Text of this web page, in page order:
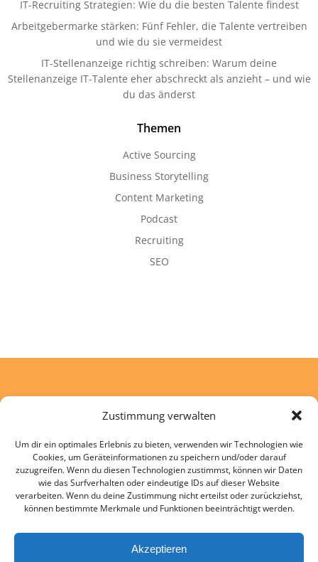
Zustimmung verwalten
Um dir ein optimales Erlebnis zu bieten, verwenden wir Technologien wie
Cookies, um Geräteinformationen zu speichern und/oder darauf
zuzugreifen. Wenn du diesen Technologien zustimmst, können wir Daten
wie das Surfverhalten oder eindeutige IDs auf dieser Website
verarbeiten. Wenn du deine Zustimmung nicht erteilst oder zurückziehst,
können bestimmte Merkmale und Funktionen beeinträchtigt werden.
Akzeptieren
IT-Recruiting Strategien: Wie du die besten Talente findest
Arbeitgebermarke stärken: Fünf Fehler, die Talente vertreiben
und wie du sie vermeidest
IT-Stellenanzeige richtig schreiben: Warum deine
Stellenanzeige IT-Talente eher abschreckt als anzieht – und wie
du das änderst
Themen
Active Sourcing
Business Storytelling
Content Marketing
Podcast
Recruiting
SEO
Lärchenweg 6
88255 Baienfurt
RUFEN SIE MICH AN